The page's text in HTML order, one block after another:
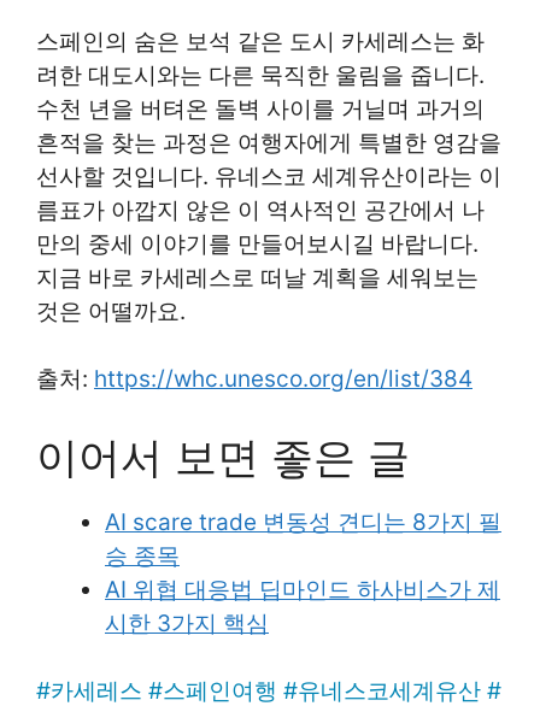
스페인의 숨은 보석 같은 도시 카세레스는 화
려한 대도시와는 다른 묵직한 울림을 줍니다.
수천 년을 버텨온 돌벽 사이를 거닐며 과거의
흔적을 찾는 과정은 여행자에게 특별한 영감을
선사할 것입니다. 유네스코 세계유산이라는 이
름표가 아깝지 않은 이 역사적인 공간에서 나
만의 중세 이야기를 만들어보시길 바랍니다.
지금 바로 카세레스로 떠날 계획을 세워보는
것은 어떨까요.
출처: https://whc.unesco.org/en/list/384
이어서 보면 좋은 글
AI scare trade 변동성 견디는 8가지 필
승 종목
AI 위협 대응법 딥마인드 하사비스가 제
시한 3가지 핵심
#카세레스 #스페인여행 #유네스코세계유산 #